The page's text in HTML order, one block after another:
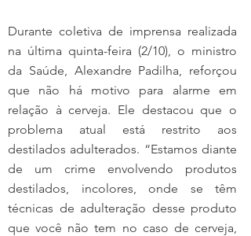
Durante coletiva de imprensa realizada
na última quinta-feira (2/10), o ministro
da Saúde, Alexandre Padilha, reforçou
que não há motivo para alarme em
relação à cerveja. Ele destacou que o
problema atual está restrito aos
destilados adulterados. “Estamos diante
de um crime envolvendo produtos
destilados, incolores, onde se têm
técnicas de adulteração desse produto
que você não tem no caso de cerveja,